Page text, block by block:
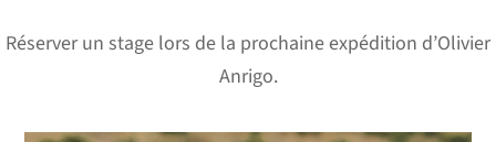
SOUFFLE
Réserver un stage lors de la prochaine expédition d’Olivier
Anrigo.